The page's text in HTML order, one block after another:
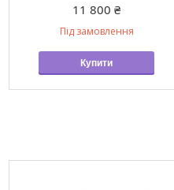
11 800 ₴
Під замовлення
Купити